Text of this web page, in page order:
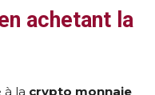
achetant la
à la crypto monnaie